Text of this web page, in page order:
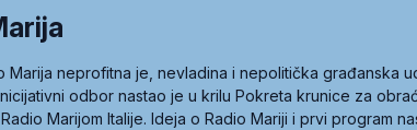
Marija neprofitna je, nevladina i nepolitička građanska
odbor nastao je u krilu Pokreta krunice za
Marijom Italije. Ideja o Radio Mariji i prvi program